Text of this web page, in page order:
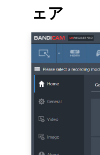
ェア